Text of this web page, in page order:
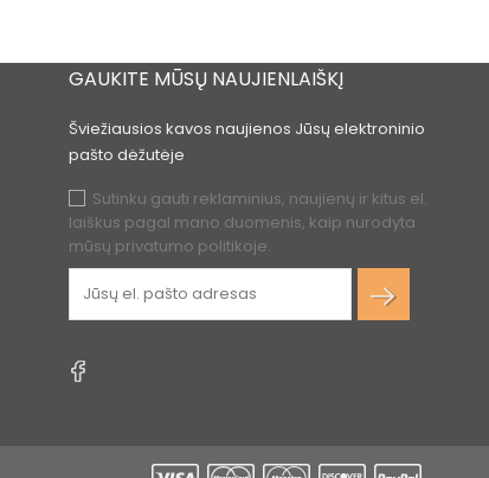
GAUKITE MŪSŲ NAUJIENLAIŠKĮ
Šviežiausios kavos naujienos Jūsų elektroninio
pašto dėžutėje
Sutinku gauti reklaminius, naujienų ir kitus el.
laiškus pagal mano duomenis, kaip nurodyta
mūsų privatumo politikoje.